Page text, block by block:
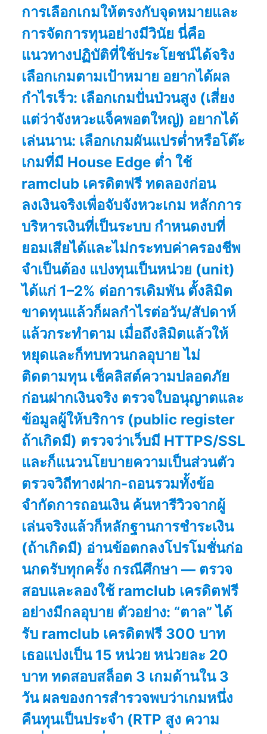
การเลือกเกมให้ตรงกับจุดหมายและ
การจัดการทุนอย่างมีวินัย นี่คือ
แนวทางปฏิบัติที่ใช้ประโยชน์ได้จริง
เลือกเกมตามเป้าหมาย อยากได้ผล
กำไรเร็ว: เลือกเกมปั่นป่วนสูง (เสี่ยง
แต่ว่าจังหวะแจ็คพอตใหญ่) อยากได้
เล่นนาน: เลือกเกมผันแปรต่ำหรือโต๊ะ
เกมที่มี House Edge ต่ำ ใช้
ramclub เครดิตฟรี ทดลองก่อน
ลงเงินจริงเพื่อจับจังหวะเกม หลักการ
บริหารเงินที่เป็นระบบ กำหนดงบที่
ยอมเสียได้และไม่กระทบค่าครองชีพ
จำเป็นต้อง แบ่งทุนเป็นหน่วย (unit)
ได้แก่ 1–2% ต่อการเดิมพัน ตั้งลิมิต
ขาดทุนแล้วก็ผลกำไรต่อวัน/สัปดาห์
แล้วกระทำตาม เมื่อถึงลิมิตแล้วให้
หยุดและก็ทบทวนกลอุบาย ไม่
ติดตามทุน เช็คลิสต์ความปลอดภัย
ก่อนฝากเงินจริง ตรวจใบอนุญาตและ
ข้อมูลผู้ให้บริการ (public register
ถ้าเกิดมี) ตรวจว่าเว็บมี HTTPS/SSL
และก็แนวนโยบายความเป็นส่วนตัว
ตรวจวิถีทางฝาก-ถอนรวมทั้งข้อ
จำกัดการถอนเงิน ค้นหารีวิวจากผู้
เล่นจริงแล้วก็หลักฐานการชำระเงิน
(ถ้าเกิดมี) อ่านข้อตกลงโปรโมชั่นก่อ
นกดรับทุกครั้ง กรณีศึกษา — ตรวจ
สอบและลองใช้ ramclub เครดิตฟรี
อย่างมีกลอุบาย ตัวอย่าง: “ตาล” ได้
รับ ramclub เครดิตฟรี 300 บาท
เธอแบ่งเป็น 15 หน่วย หน่วยละ 20
บาท ทดสอบสล็อต 3 เกมด้านใน 3
วัน ผลของการสำรวจพบว่าเกมหนึ่ง
คืนทุนเป็นประจำ (RTP สูง ความ